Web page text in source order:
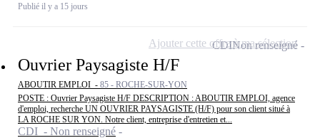
Publié il y a 15 jours
Ouvrier Paysagiste H/F
ABOUTIR EMPLOI - 85 - ROCHE-SUR-YON
POSTE : Ouvrier Paysagiste H/F DESCRIPTION : ABOUTIR EMPLOI, agence
d'emploi, recherche UN OUVRIER PAYSAGISTE (H/F) pour son client situé à
LA ROCHE SUR YON. Notre client, entreprise d'entretien et...
CDI - Non renseigné
CDINon renseigné
Ajouter cette offre à ma sélection